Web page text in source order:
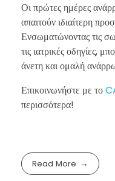
Οι πρώτες ημέρες
απαιτούν ιδιαίτερη
Ενσωματώνοντας τις
τις ιατρικές οδηγίες,
άνετη και ομαλή
Επικοινωνήστε με το
περισσότερα!
Read More